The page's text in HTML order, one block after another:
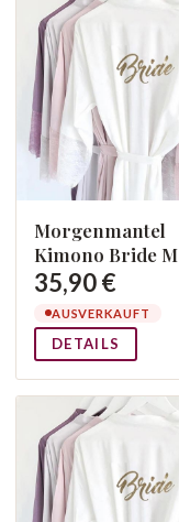
Morgenmantel
Kimono Bride M
35,90 €
AUSVERKAUFT
DETAILS